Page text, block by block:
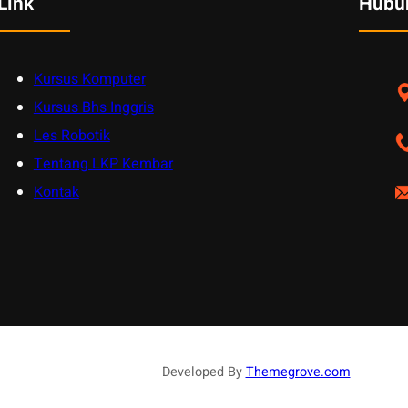
Kursus Komputer
Kursus Bhs Inggris
Les Robotik
Tentang LKP Kembar
Kontak
Developed ByThemegrove.com